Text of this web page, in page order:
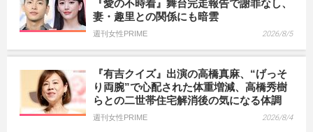
『愛の不時着』舞台完走報告で謝罪なし、
妻・趣里との関係にも暗雲
週刊女性PRIME 2026/8/5
『有吉クイズ』出演の高橋真麻、“げっそ
り両腕”で心配された体重増減、高橋秀樹
らとの二世帯住宅解消後の気になる体調
週刊女性PRIME 2026/8/4